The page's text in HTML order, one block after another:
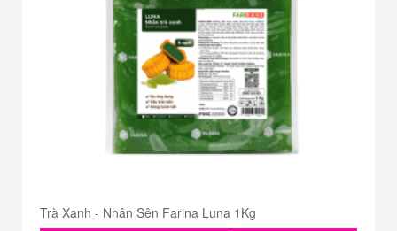
Trà Xanh - Nhân Sên Farina Luna 1Kg